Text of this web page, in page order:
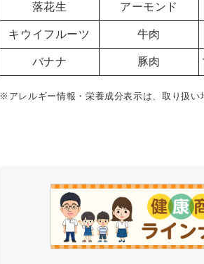
落花生 アーモンド
キウイフルーツ 牛肉
バナナ 豚肉
※アレルギー情報・栄養成分表示は、取り扱い